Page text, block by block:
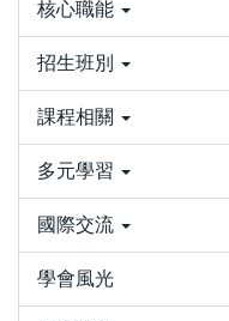
核心職能
招生班別
課程相關
多元學習
國際交流
學會風光